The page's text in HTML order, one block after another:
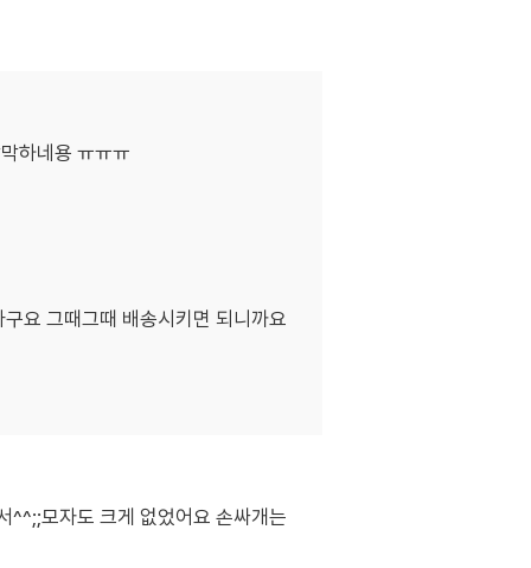
하네용 ㅠㅠㅠ
요 그때그때 배송시키면 되니까요
^^;;모자도 크게 없었어요 손싸개는